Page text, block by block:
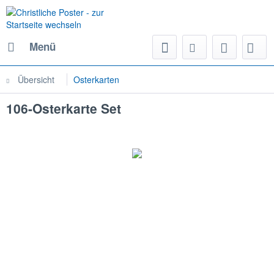
Menü
Übersicht Osterkarten
106-Osterkarte Set